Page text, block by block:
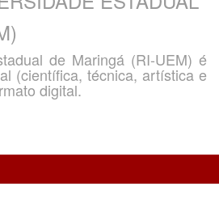
de Maringá (RI-UEM) é
(científica, técnica, artística e
digital.